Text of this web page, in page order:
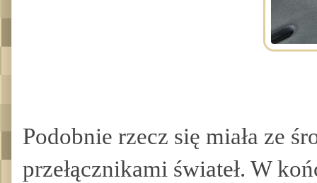
Podobnie rzecz się miała ze
przełącznikami świateł. W